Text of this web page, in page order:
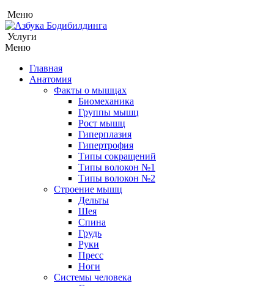
Меню
Услуги
Меню
Главная
Анатомия
Факты о мышцах
Биомеханика
Группы мышц
Рост мышц
Гиперплазия
Гипертрофия
Типы сокращений
Типы волокон №1
Типы волокон №2
Строение мышц
Дельты
Шея
Спина
Грудь
Руки
Пресс
Ноги
Системы человека